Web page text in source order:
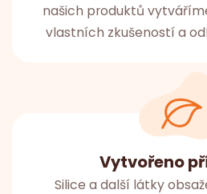
našich produktů
vlastních zkušeností a
Vytvořeno
Silice a další látky